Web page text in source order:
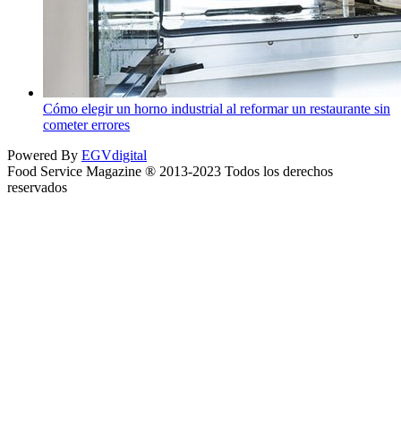
Cómo elegir un horno industrial al reformar un restaurante sin
cometer errores
Powered By EGVdigital
Food Service Magazine ® 2013-2023 Todos los derechos
reservados